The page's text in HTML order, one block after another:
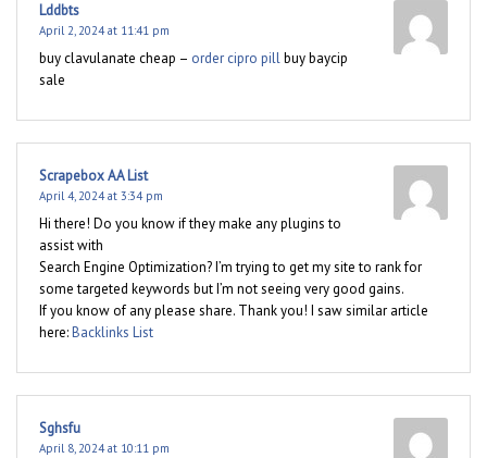
Lddbts
April 2, 2024 at 11:41 pm
buy clavulanate cheap – order cipro pillbuy baycip
sale
Scrapebox AA List
April 4, 2024 at 3:34 pm
Hi there! Do you know if they make any plugins to
assist with
Search Engine Optimization? I’m trying to get my site to rank for
some targeted keywords but I’m not seeing very good gains.
If you know of any please share. Thank you! I saw similar article
here:Backlinks List
Sghsfu
April 8, 2024 at 10:11 pm